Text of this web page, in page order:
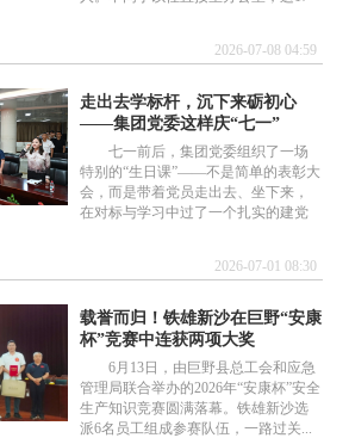
2026-07-08 04:59
走出去学标杆，沉下来砺初心
——集团党委这样庆“七一”
七一前后，集团党委组织了一场
特别的“生日课”——不是简单的表彰大
会，而是带着党员走出去、坐下来，
在对标与学习中过了一个扎实的建党
2026-07-01 08:30
载誉而归！铁雄新沙在巨野“安康
杯”竞赛中连获两项大奖
6月13日，由巨野县总工会和应急
管理局联合举办的2026年“安康杯”安全
生产知识竞赛圆满落幕。铁雄新沙选
派6名员工组成参赛队伍，一路过关...